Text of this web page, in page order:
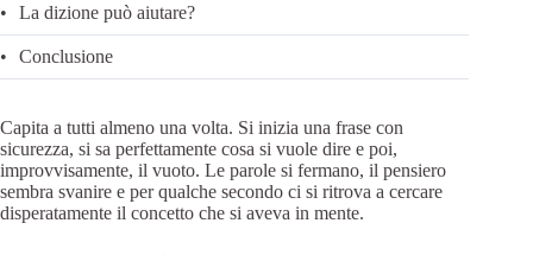
La dizione può aiutare?
Conclusione
Capita a tutti almeno una volta. Si inizia una frase con
sicurezza, si sa perfettamente cosa si vuole dire e poi,
improvvisamente, il vuoto. Le parole si fermano, il pensiero
sembra svanire e per qualche secondo ci si ritrova a cercare
disperatamente il concetto che si aveva in mente.